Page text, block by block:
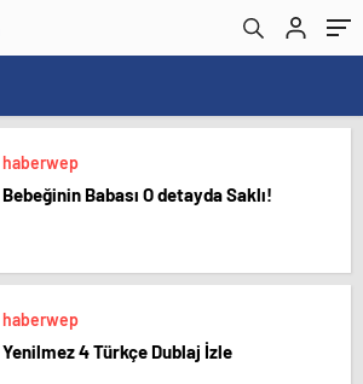
haberwep
Bebeğinin Babası O detayda Saklı!
haberwep
Yenilmez 4 Türkçe Dublaj İzle